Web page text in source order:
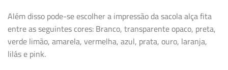
Além disso pode-se escolher a impressão da sacola alça fita
entre as seguintes cores: Branco, transparente opaco, preta,
verde limão, amarela, vermelha, azul, prata, ouro, laranja,
lilás e pink.